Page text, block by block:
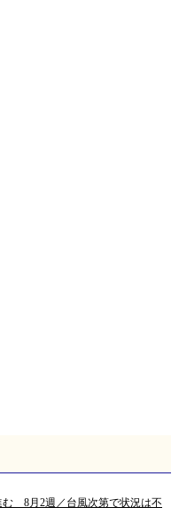
む 8月2週／台風次第で状況は不